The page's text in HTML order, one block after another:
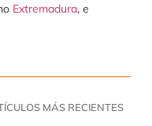
Extremadura, e
MÁS RECIENTES